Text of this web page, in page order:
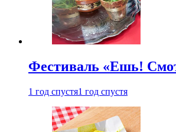
Фестиваль «Ешь!
1 год спустя1 год спустя